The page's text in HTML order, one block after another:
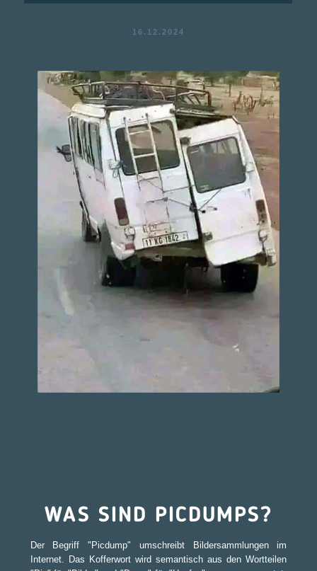
16.12.2024
WAS SIND PICDUMPS?
Der Begriff "Picdump" umschreibt Bildersammlungen im
Internet. Das Kofferwort wird semantisch aus den Wortteilen